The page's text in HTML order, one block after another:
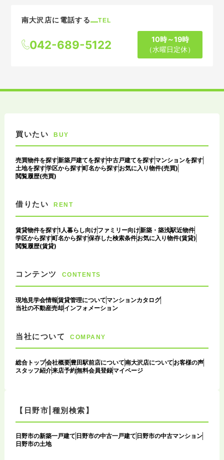
南大沢店に電話する TEL
042-689-5122
10時～19時
（水曜日定休）
買いたい BUY
売買物件を探す新築戸建てを探す中古戸建てを探すマンションを探す
土地を探す学区から探す町名から探すお気に入り物件(売買)
閲覧履歴(売買)
借りたい RENT
賃貸物件を探す1人暮らし向けファミリー向け新築・築浅駅近物件
学区から探す町名から探す保存した検索条件お気に入り物件(賃貸)
閲覧履歴(賃貸)
コンテンツ CONTENTS
現地見学会情報賃貸管理について マンションカタログ
当社の不動産売却インフォメーション
当社について COMPANY
総合トップ会社概要豊田駅前店について南大沢店について お客様の声
スタッフ紹介来店予約無料会員登録マイページ
【日野市|種別検索】
日野市の新築一戸建て 日野市の中古一戸建て 日野市の中古マンション
日野市の土地